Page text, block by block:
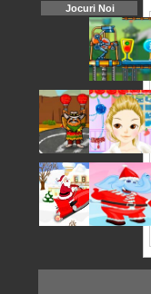
Jocuri Noi